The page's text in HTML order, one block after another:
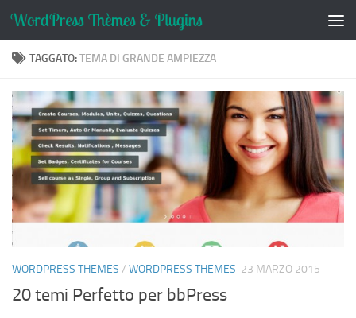
Salta al contenuto
TAGGATO:TEMA DI GRANDE AMPIEZZA
WORDPRESS THEMES / WORDPRESS THEMES 23 MARZO 2015
20 temi Perfetto per bbPress